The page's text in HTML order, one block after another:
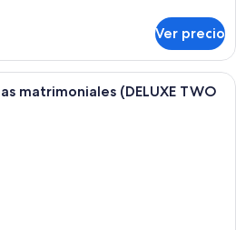
Ver precio
Habitación de hotel con dos camas,
matrimoniales (DELUXE TWO